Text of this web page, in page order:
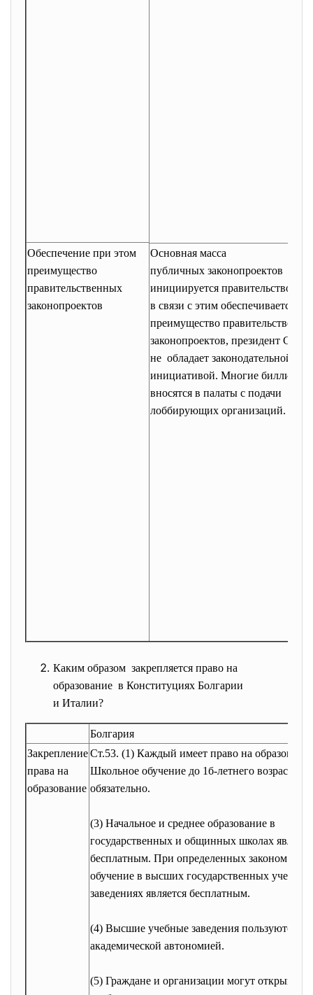
Обеспечение при этом
преимущество
правительственных
законопроектов
Основная масса
публичных законопроектов
инициируется правительством,
в связи с этим обеспечивается
преимущество
законопроектов, президент США
не обладает законодательной
инициативой. Многие билли
вносятся в палаты с подачи
лоббирующих организаций.
Каким образом закрепляется право на
образование в Конституциях Болгарии
и Италии?
Болгария
Закрепление
права на
образование
Ст.53. (1) Каждый имеет право на
Школьное обучение до 1б-летнего возраста
обязательно.
(3) Начальное и среднее образование в
государственных и общинных школах
бесплатным. При определенных законом
обучение в высших государственных учебных
заведениях является бесплатным.
(4) Высшие учебные заведения пользуются
академической автономией.
(5) Граждане и организации могут открывать